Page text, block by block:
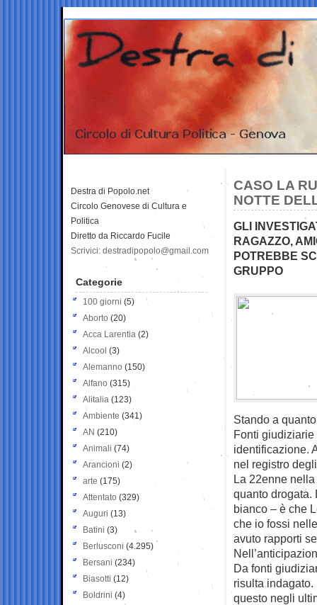
CASO LA
NOTTE
GLI
RAGAZZO,
POTREBBE
GRUPPO
Stando a
Fonti
identificazione.
nel registro
La 22enne
quanto drogata.
bianco – è che
che io fossi
avuto rapporti
Da fonti
risulta indagato.
questo negli
Destra di Popolo.net
Circolo Genovese di Cultura e
Politica
Diretto da Riccardo Fucile
Scrivici: destradipopolo@gmail.com
Categorie
100 giorni (5)
Aborto (20)
Acca Larentia (2)
Alcool (3)
Alemanno (150)
Alfano (315)
Alitalia (123)
Ambiente (341)
AN (210)
Animali (74)
Arancioni (2)
arte (175)
Attentato (329)
Auguri (13)
Batini (3)
Berlusconi (4.295)
Bersani (234)
Biasotti (12)
Boldrini (4)